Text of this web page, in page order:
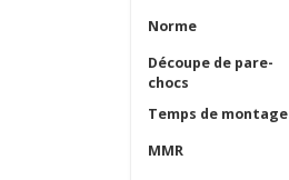
Norme
Découpe de pare-
chocs
Temps de montage
MMR